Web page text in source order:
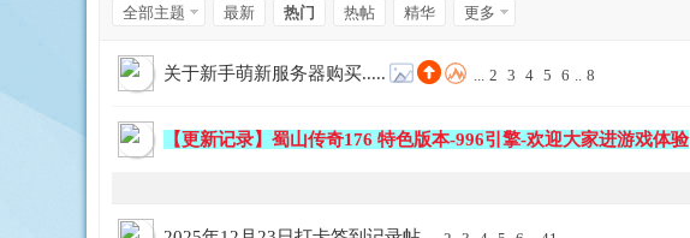
爱
全部主题 最新 热门 热帖 精华 更多
关于新手萌新服务器购买..... ... 2 3 4 5 6 .. 8
【更新记录】蜀山传奇176 特色版本-996引擎-欢迎大家进游戏体验